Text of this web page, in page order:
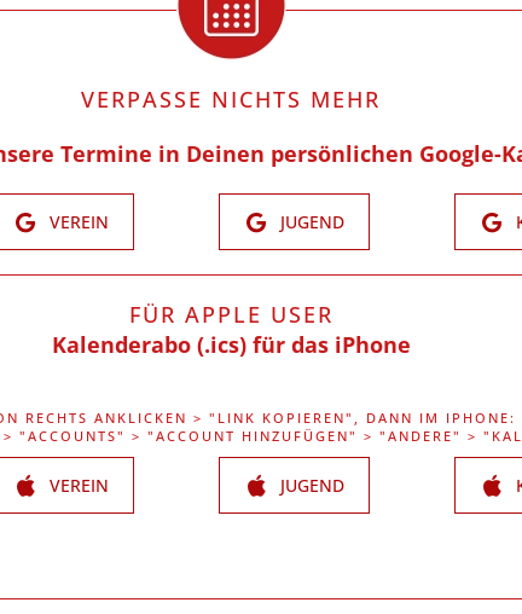
VERPASSE NICHTS MEHR
Termine in Deinen persönlichen Google-
VEREIN JUGEND
FÜR APPLE USER
Kalenderabo (.ics) für das iPhone
RECHTS ANKLICKEN > "LINK KOPIEREN", DANN IM IPHONE:
"ACCOUNTS" > "ACCOUNT HINZUFÜGEN" > "ANDERE" >
VEREIN JUGEND